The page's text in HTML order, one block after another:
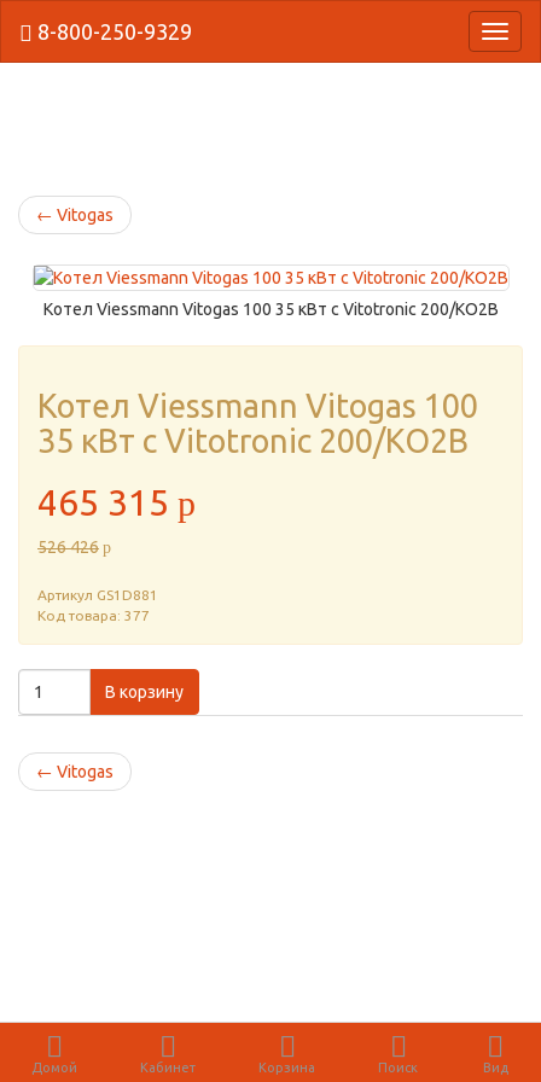
8-800-250-9329
← Vitogas
Котел Viessmann Vitogas 100 35 кВт с Vitotronic 200/KO2B
Котел Viessmann Vitogas 100
35 кВт с Vitotronic 200/KO2B
465 315 p
526 426 p
Артикул GS1D881
Код товара: 377
В корзину
← Vitogas
Домой Кабинет Корзина Поиск Вид